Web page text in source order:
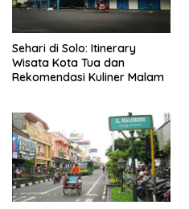
Sehari di Solo: Itinerary
Wisata Kota Tua dan
Rekomendasi Kuliner Malam